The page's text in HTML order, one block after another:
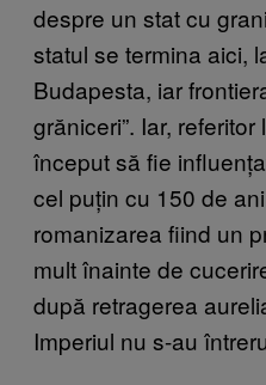
despre un stat cu
statul se termina aici,
Budapesta, iar
grăniceri”. Iar,
început să fie
cel puțin cu 150 de
romanizarea fiind un
mult înainte de
după retragerea
Imperiul nu s-au